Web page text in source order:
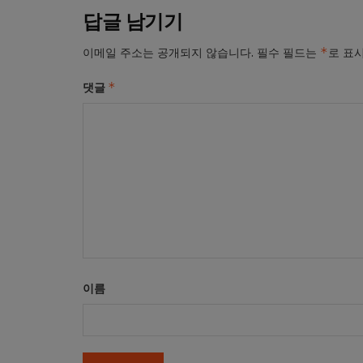
답글 남기기
이메일 주소는 공개되지 않습니다. 필수 필드는 *로 표
댓글 *
이름